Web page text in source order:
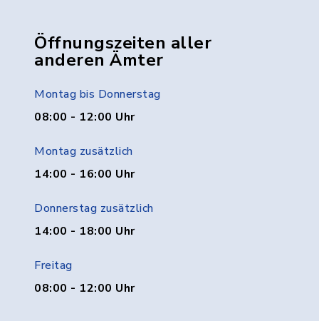
Öffnungszeiten aller
anderen Ämter
Montag bis Donnerstag
08:00 - 12:00 Uhr
Montag zusätzlich
14:00 - 16:00 Uhr
Donnerstag zusätzlich
14:00 - 18:00 Uhr
Freitag
08:00 - 12:00 Uhr